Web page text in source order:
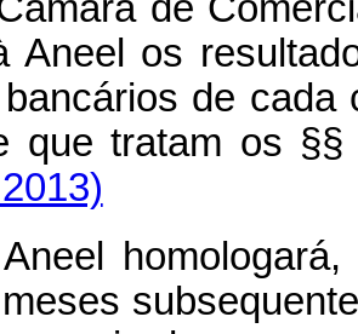
Aneel os
de cada
que tratam os